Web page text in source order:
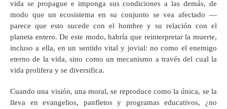
vida se propague e imponga sus condiciones a las demás, de
modo que un ecosistema en su conjunto se vea afectado —
parece que esto sucede con el hombre y su relación con el
planeta entero. De este modo, habría que reinterpretar la muerte,
incluso a ella, en un sentido vital y jovial: no como el enemigo
eterno de la vida, sino como un mecanismo a través del cual la
vida prolifera y se diversifica.
Cuando una visión, una moral, se reproduce como la única, se la
lleva en evangelios, panfletos y programas educativos, ¿no